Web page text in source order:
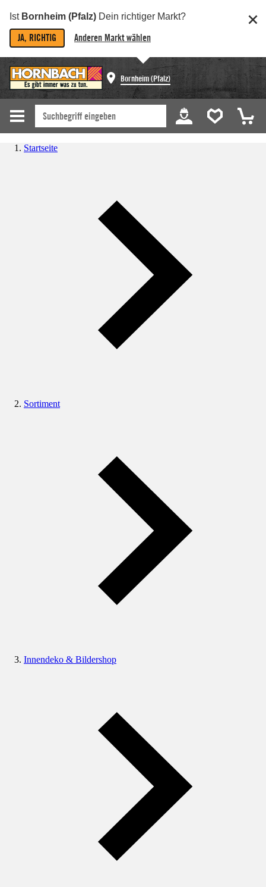
Ist Bornheim (Pfalz) Dein richtiger Markt?
JA, RICHTIG Anderen Markt wählen
Bornheim (Pfalz)
Startseite
Sortiment
Innendeko & Bildershop